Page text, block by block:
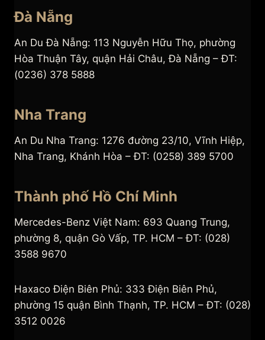
Đà Nẵng
An Du Đà Nẵng: 113 Nguyễn Hữu Thọ, phường
Hòa Thuận Tây, quận Hải Châu, Đà Nẵng – ĐT:
(0236) 378 5888
Nha Trang
An Du Nha Trang: 1276 đường 23/10, Vĩnh Hiệp,
Nha Trang, Khánh Hòa – ĐT: (0258) 389 5700
Thành phố Hồ Chí Minh
Mercedes-Benz Việt Nam: 693 Quang Trung,
phường 8, quận Gò Vấp, TP. HCM – ĐT: (028)
3588 9670
Haxaco Điện Biên Phủ: 333 Điện Biên Phủ,
phường 15 quận Bình Thạnh, TP. HCM – ĐT: (028)
3512 0026